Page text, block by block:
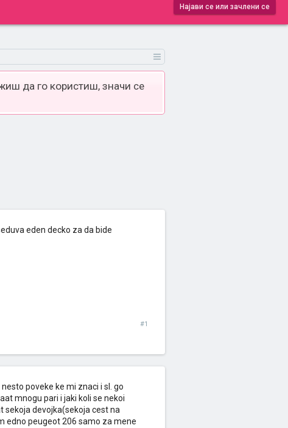
Најави се или зачлени се
да го користиш, значи се
eden decko za da bide
#1
poveke ke mi znaci i sl. go
mnogu pari i jaki koli se nekoi
sekoja devojka(sekoja cest na
edno peugeot 206 samo za mene